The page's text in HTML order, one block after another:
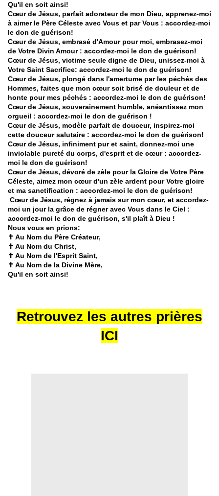
Qu'il en soit ainsi!
Cœur de Jésus, parfait adorateur de mon Dieu, apprenez-moi
à aimer le Père Céleste avec Vous et par Vous : accordez-moi
le don de guérison!
Cœur de Jésus, embrasé d'Amour pour moi, embrasez-moi
de Votre Divin Amour : accordez-moi le don de guérison!
Cœur de Jésus, victime seule digne de Dieu, unissez-moi à
Votre Saint Sacrifice: accordez-moi le don de guérison!
Cœur de Jésus, plongé dans l'amertume par les péchés des
Hommes, faites que mon cœur soit brisé de douleur et de
honte pour mes péchés : accordez-moi le don de guérison!
Cœur de Jésus, souverainement humble, anéantissez mon
orgueil : accordez-moi le don de guérison !
Cœur de Jésus, modèle parfait de douceur, inspirez-moi
cette douceur salutaire : accordez-moi le don de guérison!
Cœur de Jésus, infiniment pur et saint, donnez-moi une
inviolable pureté du corps, d'esprit et de cœur : accordez-
moi le don de guérison!
Cœur de Jésus, dévoré de zèle pour la Gloire de Votre Père
Céleste, aimez mon cœur d'un zèle ardent pour Votre gloire
et ma sanctification : accordez-moi le don de guérison!
Cœur de Jésus, régnez à jamais sur mon cœur, et accordez-
moi un jour la grâce de régner avec Vous dans le Ciel :
accordez-moi le don de guérison, s'il plaît à Dieu !
Nous vous en prions:
✝️ Au Nom du Père Créateur,
✝️ Au Nom du Christ,
✝️ Au Nom de l'Esprit Saint,
✝️ Au Nom de la Divine Mère,
Qu'il en soit ainsi!
Retrouvez les autres prières
ICI